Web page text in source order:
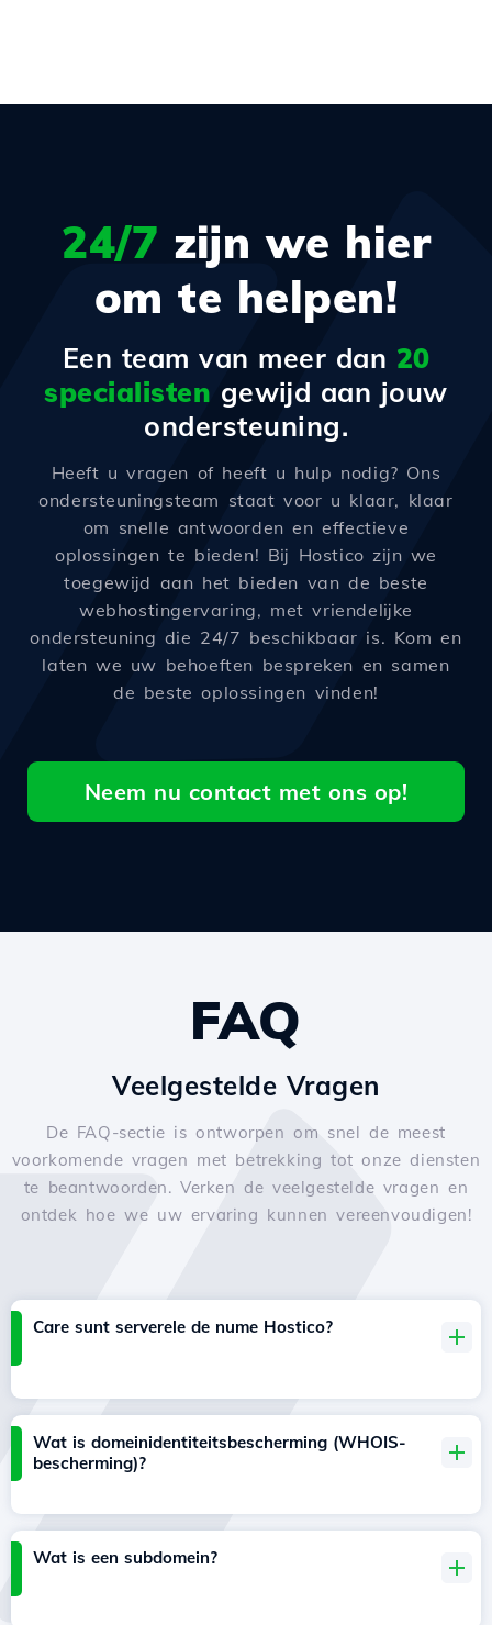
24/7 zijn we hier
om te helpen!
Een team van meer dan 20
specialisten gewijd aan jouw
ondersteuning.
Heeft u vragen of heeft u hulp nodig? Ons
ondersteuningsteam staat voor u klaar, klaar
om snelle antwoorden en effectieve
oplossingen te bieden! Bij Hostico zijn we
toegewijd aan het bieden van de beste
webhostingervaring, met vriendelijke
ondersteuning die 24/7 beschikbaar is. Kom en
laten we uw behoeften bespreken en samen
de beste oplossingen vinden!
Neem nu contact met ons op!
FAQ
Veelgestelde Vragen
De FAQ-sectie is ontworpen om snel de meest
voorkomende vragen met betrekking tot onze diensten
te beantwoorden. Verken de veelgestelde vragen en
ontdek hoe we uw ervaring kunnen vereenvoudigen!
Care sunt serverele de nume Hostico?
Wat is domeinidentiteitsbescherming (WHOIS-
bescherming)?
Wat is een subdomein?